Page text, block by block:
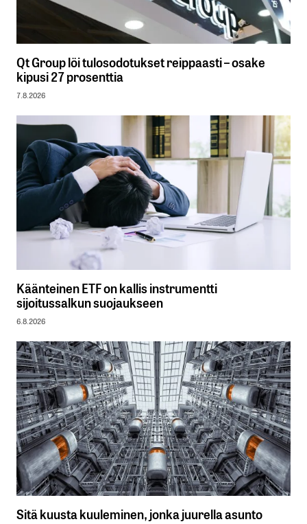
Qt Group löi tulosodotukset reippaasti – osake
kipusi 27 prosenttia
7.8.2026
Käänteinen ETF on kallis instrumentti
sijoitussalkun suojaukseen
6.8.2026
Sitä kuusta kuuleminen, jonka juurella asunto